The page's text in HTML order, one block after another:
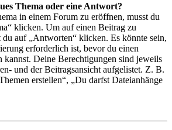
Thema oder eine Antwort?
in einem Forum zu eröffnen, musst du
klicken. Um auf einen Beitrag zu
du auf „Antworten“ klicken. Es könnte sein,
erforderlich ist, bevor du einen
kannst. Deine Berechtigungen sind jeweils
und der Beitragsansicht aufgelistet. Z. B.
erstellen“, „Du darfst Dateianhänge